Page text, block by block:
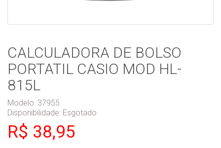
CALCULADORA DE BOLSO
PORTATIL CASIO MOD HL-
815L
Modelo: 37955
Disponibilidade: Esgotado
R$ 38,95